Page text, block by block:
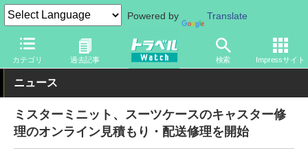
Powered by Translate
カテゴリ 過去記事 検索 Impressサイト
トラベル Watch 旅の情報 サービス その他
ニュース
ミスターミニット、スーツケースのキャスター修
理のオンライン見積もり・配送修理を開始